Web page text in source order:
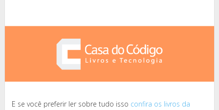
E se você preferir ler sobre tudo isso confira os livros da